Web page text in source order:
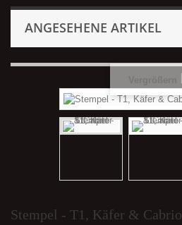
ANGESEHENE ARTIKEL
Stempel - T1, Käfer & Cabrio